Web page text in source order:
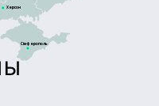
Сімферополь
Херсон